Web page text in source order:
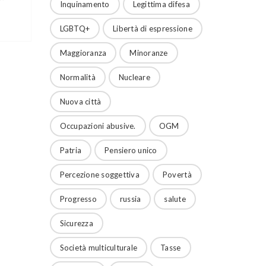
Inquinamento Legittima difesa
LGBTQ+ Libertà di espressione
Maggioranza Minoranze
Normalità Nucleare
Nuova città
Occupazioni abusive. OGM
Patria Pensiero unico
Percezione soggettiva Povertà
Progresso russia salute
Sicurezza
Società multiculturale Tasse